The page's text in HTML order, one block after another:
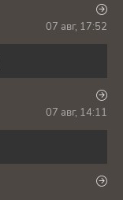
07 авг, 17:52
07 авг, 14:11